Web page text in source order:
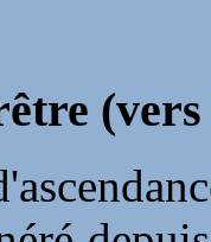
(vers